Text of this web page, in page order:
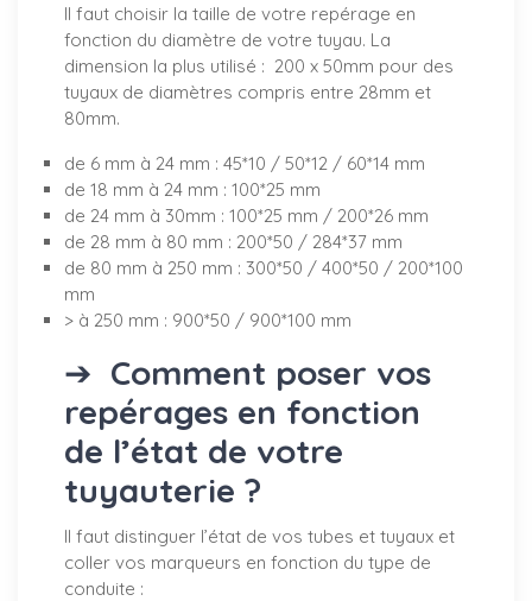
Il faut choisir la taille de votre repérage en
fonction du diamètre de votre tuyau. La
dimension la plus utilisé : 200 x 50mm pour des
tuyaux de diamètres compris entre 28mm et
80mm.
de 6 mm à 24 mm : 45*10 / 50*12 / 60*14 mm
de 18 mm à 24 mm : 100*25 mm
de 24 mm à 30mm : 100*25 mm / 200*26 mm
de 28 mm à 80 mm : 200*50 / 284*37 mm
de 80 mm à 250 mm : 300*50 / 400*50 / 200*100
mm
> à 250 mm : 900*50 / 900*100 mm
➔ Comment poser vos
repérages en fonction
de l’état de votre
tuyauterie ?
Il faut distinguer l’état de vos tubes et tuyaux et
coller vos marqueurs en fonction du type de
conduite :